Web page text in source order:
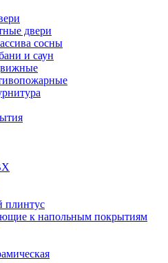
двери
сосны
и саун
плинтус
к напольным покрытиям